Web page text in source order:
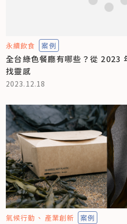
永續飲食 案例
全台綠色餐廳有哪些？從 2023
找靈感
2023.12.18
氣候行動 產業創新 案例